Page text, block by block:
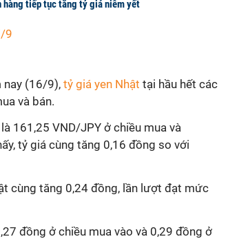
hàng tiếp tục tăng tỷ giá niêm yết
9
nay (16/9), tỷ giá yen Nhật tại hầu hết các
và bán.
161,25 VND/JPY ở chiều mua và
tỷ giá cùng tăng 0,16 đồng so với
cùng tăng 0,24 đồng, lần lượt đạt mức
đồng ở chiều mua vào và 0,29 đồng ở